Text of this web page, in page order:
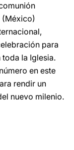
(México)
para
toda la Iglesia.
en este
rendir un
nuevo milenio.